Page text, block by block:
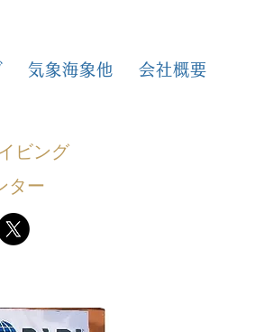
気象海象他 会社概要
ビング
ター